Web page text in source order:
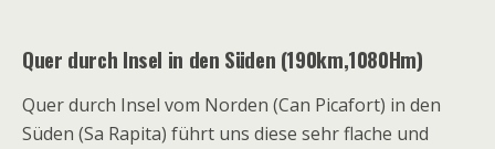
Quer durch Insel in den Süden (190km,1080Hm)
Quer durch Insel vom Norden (Can Picafort) in den
Süden (Sa Rapita) führt uns diese sehr flache und